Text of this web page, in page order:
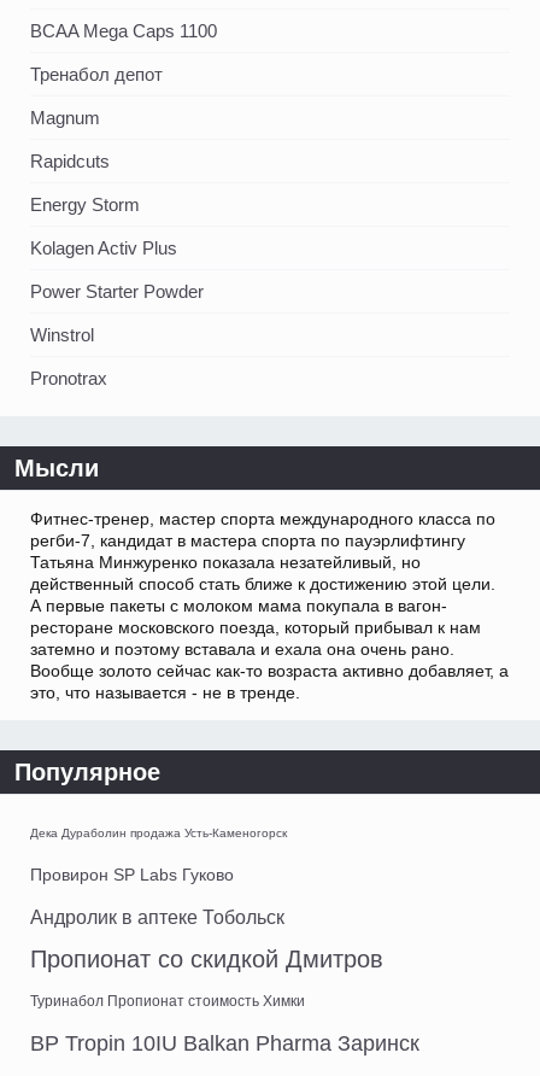
BCAA Mega Caps 1100
Тренабол депот
Magnum
Rapidcuts
Energy Storm
Kolagen Activ Plus
Power Starter Powder
Winstrol
Pronotrax
Мысли
Фитнес-тренер, мастер спорта международного класса по
регби-7, кандидат в мастера спорта по пауэрлифтингу
Татьяна Минжуренко показала незатейливый, но
действенный способ стать ближе к достижению этой цели.
А первые пакеты с молоком мама покупала в вагон-
ресторане московского поезда, который прибывал к нам
затемно и поэтому вставала и ехала она очень рано.
Вообще золото сейчас как-то возраста активно добавляет, а
это, что называется - не в тренде.
Популярное
Дека Дураболин продажа Усть-Каменогорск
Провирон SP Labs Гуково
Андролик в аптеке Тобольск
Пропионат со скидкой Дмитров
Туринабол Пропионат стоимость Химки
BP Tropin 10IU Balkan Pharma Заринск